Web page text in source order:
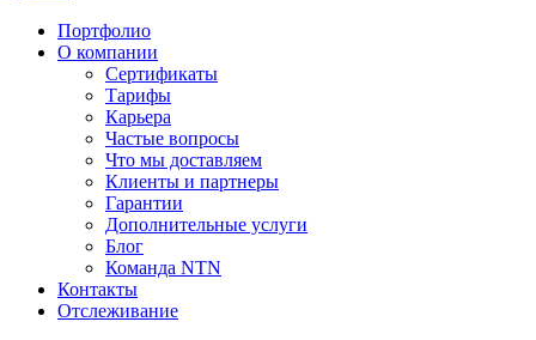
Портфолио
О компании
Сертификаты
Тарифы
Карьера
Частые вопросы
Что мы доставляем
Клиенты и партнеры
Гарантии
Дополнительные услуги
Блог
Команда NTN
Контакты
Отслеживание